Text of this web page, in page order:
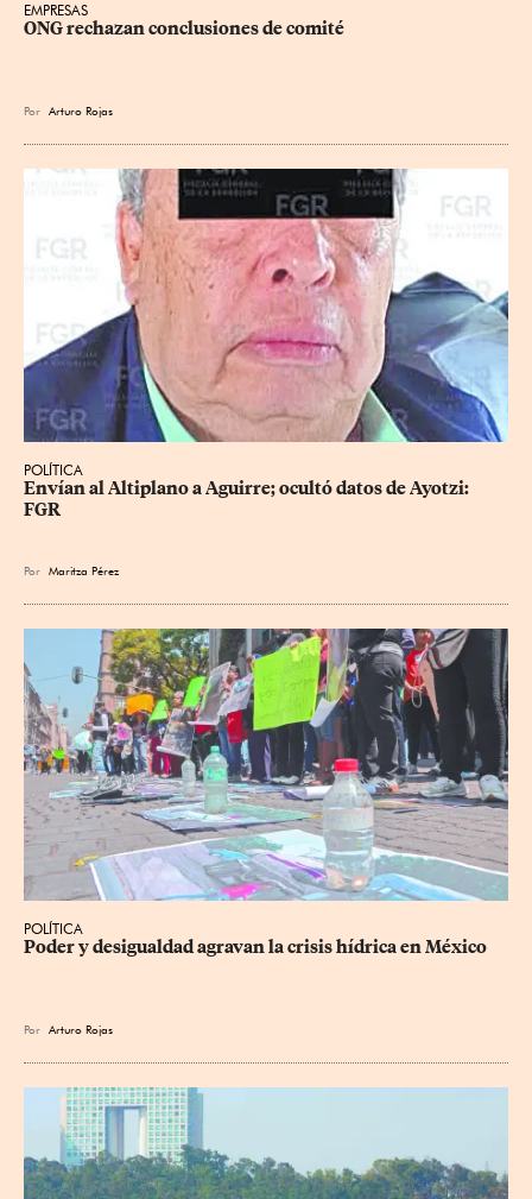
EMPRESAS
ONG rechazan conclusiones de comité
Por Arturo Rojas
POLÍTICA
Envían al Altiplano a Aguirre; ocultó datos de Ayotzi:
FGR
Por Maritza Pérez
POLÍTICA
Poder y desigualdad agravan la crisis hídrica en México
Por Arturo Rojas